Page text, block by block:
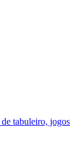
tabuleiro, jogos